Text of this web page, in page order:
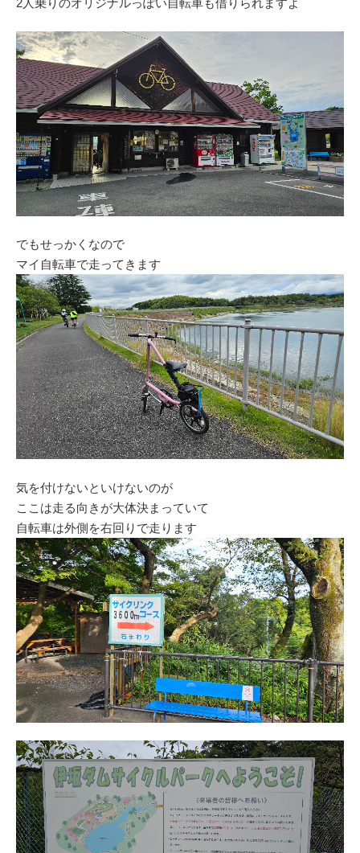
2人乗りのオリジナルっぽい自転車も借りられますよ
でもせっかくなので
マイ自転車で走ってきます
気を付けないといけないのが
ここは走る向きが大体決まっていて
自転車は外側を右回りで走ります